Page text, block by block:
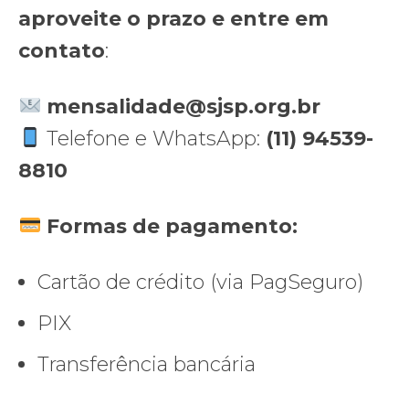
aproveite o prazo e entre em
contato:
mensalidade@sjsp.org.br
Telefone e WhatsApp: (11) 94539-
8810
Formas de pagamento:
Cartão de crédito (via PagSeguro)
PIX
Transferência bancária